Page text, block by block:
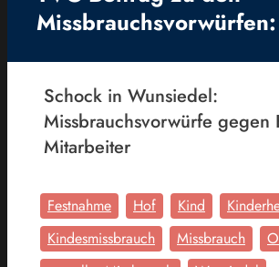
Missbrauchsvorwürfen:
Schock in Wunsiedel:
Missbrauchsvorwürfe gegen
Mitarbeiter
Festnahme Hof Kind
Kindesmissbrauch
Missbrauch